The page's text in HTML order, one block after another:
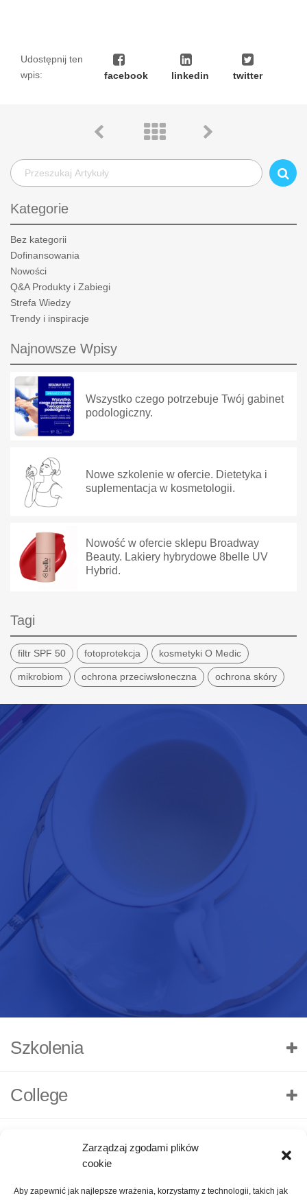
Zarządzaj zgodami plików
cookie
Aby zapewnić jak najlepsze wrażenia, korzystamy z technologii, takich jak
Udostępnij ten
wpis:
facebook linkedin twitter
Kategorie
Bez kategorii
Dofinansowania
Nowości
Q&A Produkty i Zabiegi
Strefa Wiedzy
Trendy i inspiracje
Najnowsze Wpisy
Wszystko czego potrzebuje Twój gabinet
podologiczny.
Nowe szkolenie w ofercie. Dietetyka i
suplementacja w kosmetologii.
Nowość w ofercie sklepu Broadway
Beauty. Lakiery hybrydowe 8belle UV
Hybrid.
Tagi
filtr SPF 50 fotoprotekcja kosmetyki O Medic
mikrobiom ochrona przeciwsłoneczna ochrona skóry
Szkolenia
College